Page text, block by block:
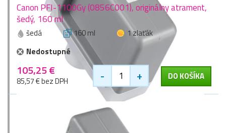
Canon PFI-1100Gy (0856C001), originálny atrament,
šedý, 160 ml
šedá 160 ml
1 zlaťák
Nedostupné
105,25 €
85,57 € bez DPH - + DO KOŠÍKA